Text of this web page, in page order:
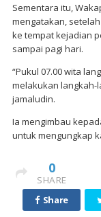
Sementara itu,
mengatakan,
ke tempat kejadian
sampai pagi hari.
“Pukul 07.00 wita
melakukan langkah-
jamaludin.
Ia mengimbau
untuk mengungkap
0
SHARE
Share